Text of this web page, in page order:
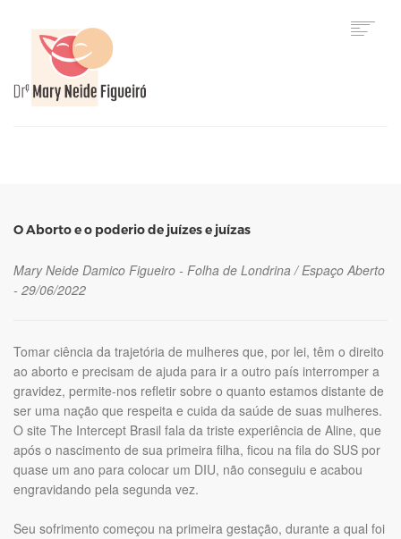
O Aborto e o poderio de juízes e juízas
Mary Neide Damico Figueiro - Folha de Londrina / Espaço Aberto
- 29/06/2022
Tomar ciência da trajetória de mulheres que, por lei, têm o direito
ao aborto e precisam de ajuda para ir a outro país interromper a
gravidez, permite-nos refletir sobre o quanto estamos distante de
ser uma nação que respeita e cuida da saúde de suas mulheres.
O site The Intercept Brasil fala da triste experiência de Aline, que
após o nascimento de sua primeira filha, ficou na fila do SUS por
quase um ano para colocar um DIU, não conseguiu e acabou
engravidando pela segunda vez.
Seu sofrimento começou na primeira gestação, durante a qual foi